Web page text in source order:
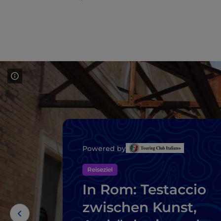
Powered by
Reiseziel
In Rom: Testaccio
zwischen Kunst,